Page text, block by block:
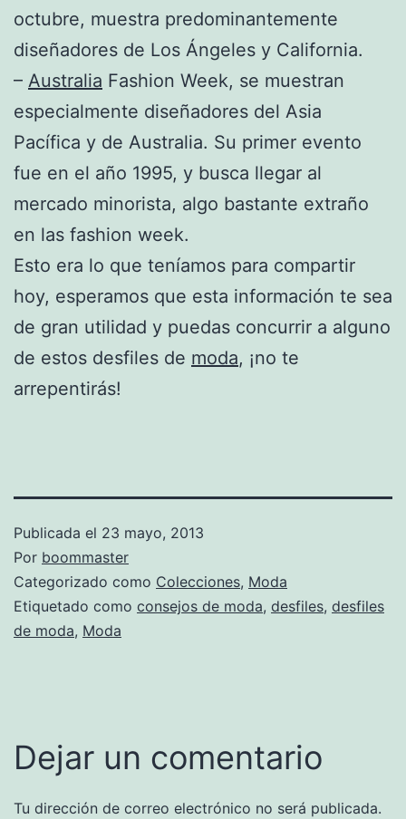
octubre, muestra predominantemente
diseñadores de Los Ángeles y California.
– Australia Fashion Week, se muestran
especialmente diseñadores del Asia
Pacífica y de Australia. Su primer evento
fue en el año 1995, y busca llegar al
mercado minorista, algo bastante extraño
en las fashion week.
Esto era lo que teníamos para compartir
hoy, esperamos que esta información te sea
de gran utilidad y puedas concurrir a alguno
de estos desfiles de moda, ¡no te
arrepentirás!
Publicada el 23 mayo, 2013
Por boommaster
Categorizado como Colecciones, Moda
Etiquetado como consejos de moda, desfiles, desfiles
de moda, Moda
Dejar un comentario
Tu dirección de correo electrónico no será publicada.